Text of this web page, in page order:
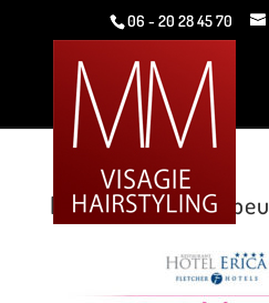
06 - 20 28 45 70
MMVisagie